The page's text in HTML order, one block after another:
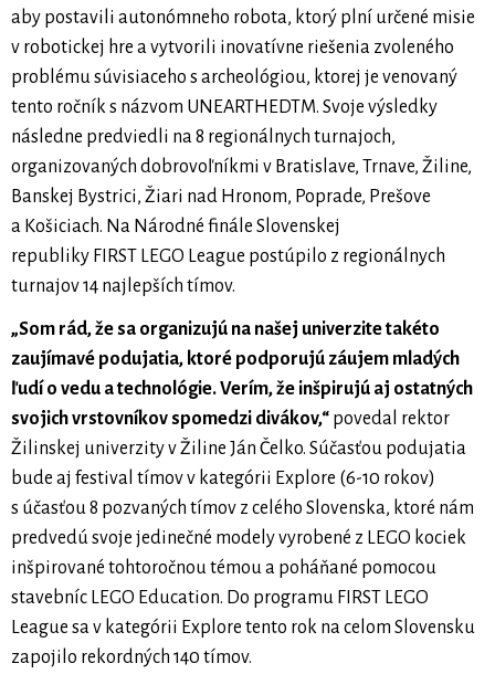
aby postavili autonómneho robota, ktorý plní určené misie
v robotickej hre a vytvorili inovatívne riešenia zvoleného
problému súvisiaceho s archeológiou, ktorej je venovaný
tento ročník s názvom UNEARTHEDTM. Svoje výsledky
následne predviedli na 8 regionálnych turnajoch,
organizovaných dobrovoľníkmi v Bratislave, Trnave, Žiline,
Banskej Bystrici, Žiari nad Hronom, Poprade, Prešove
a Košiciach. Na Národné finále Slovenskej
republiky FIRST LEGO League postúpilo z regionálnych
turnajov 14 najlepších tímov.
„Som rád, že sa organizujú na našej univerzite takéto
zaujímavé podujatia, ktoré podporujú záujem mladých
ľudí o vedu a technológie. Verím, že inšpirujú aj ostatných
svojich vrstovníkov spomedzi divákov,“ povedal rektor
Žilinskej univerzity v Žiline Ján Čelko. Súčasťou podujatia
bude aj festival tímov v kategórii Explore (6-10 rokov)
s účasťou 8 pozvaných tímov z celého Slovenska, ktoré nám
predvedú svoje jedinečné modely vyrobené z LEGO kociek
inšpirované tohtoročnou témou a poháňané pomocou
stavebníc LEGO Education. Do programu FIRST LEGO
League sa v kategórii Explore tento rok na celom Slovensku
zapojilo rekordných 140 tímov.